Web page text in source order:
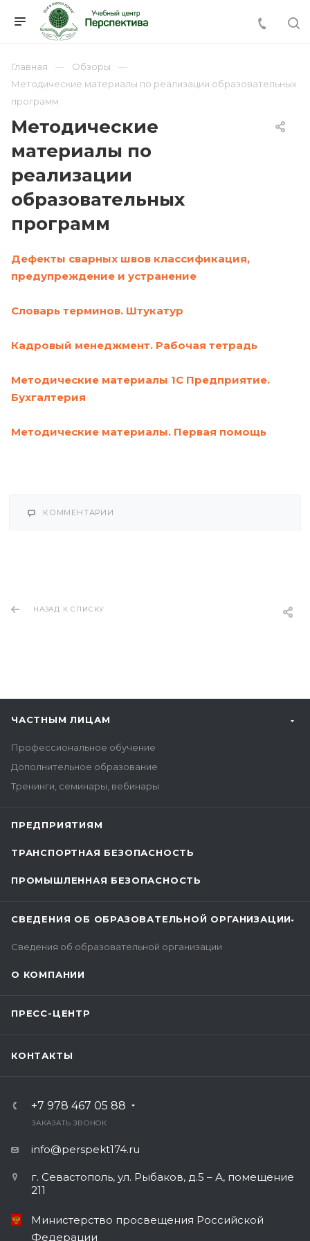
Главная
Обзоры
Методические материалы по реализации образовательных
программ
Методические
материалы по
реализации
образовательных
программ
Дефекты сварных швов классификация,
предупреждение и устранение
Словарь терминов. Штукатур
Кадровый менеджмент. Рабочая тетрадь
Методические материалы 1С Предприятие.
Бухгалтерия
Методические материалы. Первая помощь
КОММЕНТАРИИ
НАЗАД К СПИСКУ
ЧАСТНЫМ ЛИЦАМ
Профессиональное обучение
Дополнительное образование
Тренинги, семинары, вебинары
ПРЕДПРИЯТИЯМ
ТРАНСПОРТНАЯ БЕЗОПАСНОСТЬ
ПРОМЫШЛЕННАЯ БЕЗОПАСНОСТЬ
СВЕДЕНИЯ ОБ ОБРАЗОВАТЕЛЬНОЙ ОРГАНИЗАЦИИ
Сведения об образовательной организации
О КОМПАНИИ
ПРЕСС-ЦЕНТР
КОНТАКТЫ
+7 978 467 05 88
ЗАКАЗАТЬ ЗВОНОК
info@perspekt174.ru
г. Севастополь, ул. Рыбаков, д.5 – А, помещение
211
Министерство просвещения Российской
Федерации